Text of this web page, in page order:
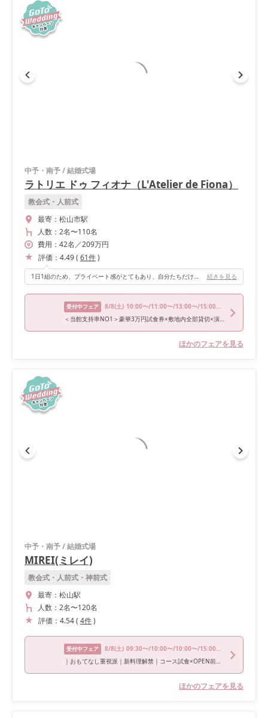
中予・南予/結婚式場
ラトリエ ドゥ フィオナ（L'Atelier de Fiona）
教会式・人前式
最寄： 松山市駅
人数： 2名〜110名
費用： 42名 ／209万円
評価： 4.49( 61件)
1日1組のため、プライベート感がとてもあり、自分たちだけの特別な日を実感することができました。 ゲストハウスのような温かみのある雰囲気で、ゲストの皆さんと距離が近く、ワイワイと楽しく過ごすことができました。 歓談の時間を多めに取りたかったので、自分の理想にぴったりでした。 また、ヨーロッパ風の海外邸宅を思わせるオシャレな空間で、非日常感を味わうこともできました。 続きを見る
受付中フェア 8/8(土) 10:00〜/11:00〜/13:00〜/15:00〜/17:00〜
＜当館支持率NO1＞豪華3万円試食券×敷地内全部貸切×演出体験
ほかのフェアを見る
中予・南予/結婚式場
MIREI(ミレイ)
教会式・人前式・神前式
最寄： 松山駅
人数： 2名〜120名
評価： 4.54( 4件)
受付中フェア 8/8(土) 09:30〜/10:00〜/10:00〜/15:00〜/16:00〜
｜おもてなし重視派｜新料理解禁｜コース試食×OPEN前相談会
ほかのフェアを見る